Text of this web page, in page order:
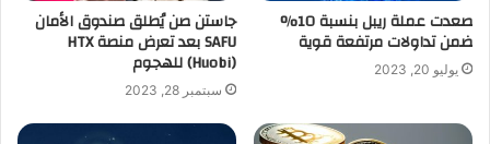
صعدت عملة ريبل بنسبة 10%
ضمن تداولات مرتفعة قوية
يوليو 20, 2023
جاستن صن يُطلق صندوق الأمان
SAFU بعد تعرض منصة HTX
(Huobi) للهجوم
سبتمبر 28, 2023